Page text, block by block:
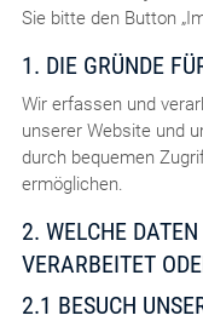
Sie bitte den Button
1. DIE GRÜNDE
Wir erfassen und
unserer Website und
durch bequemen
ermöglichen.
2. WELCHE DATEN
VERARBEITET
2.1 BESUCH